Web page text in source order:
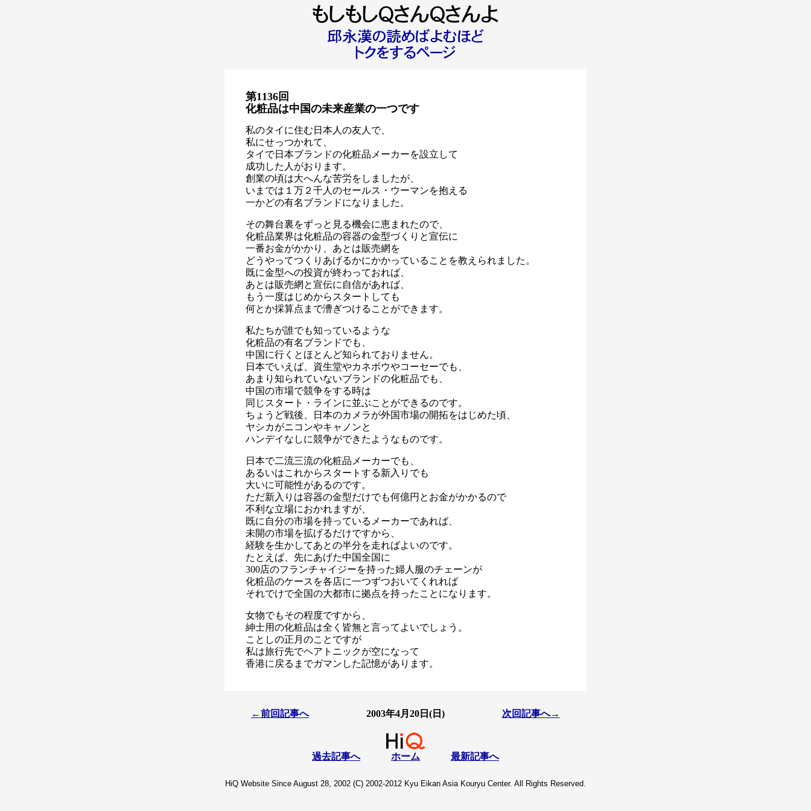
第1136回
化粧品は中国の未来産業の一つです
私のタイに住む日本人の友人で、
私にせっつかれて、
タイで日本ブランドの化粧品メーカーを設立して
成功した人がおります。
創業の頃は大へんな苦労をしましたが、
いまでは１万２千人のセールス・ウーマンを抱える
一かどの有名ブランドになりました。
その舞台裏をずっと見る機会に恵まれたので、
化粧品業界は化粧品の容器の金型づくりと宣伝に
一番お金がかかり、あとは販売網を
どうやってつくりあげるかにかかっていることを教えられました。
既に金型への投資が終わっておれば、
あとは販売網と宣伝に自信があれば、
もう一度はじめからスタートしても
何とか採算点まで漕ぎつけることができます。
私たちが誰でも知っているような
化粧品の有名ブランドでも、
中国に行くとほとんど知られておりません。
日本でいえば、資生堂やカネボウやコーセーでも、
あまり知られていないブランドの化粧品でも、
中国の市場で競争をする時は
同じスタート・ラインに並ぶことができるのです。
ちょうど戦後、日本のカメラが外国市場の開拓をはじめた頃、
ヤシカがニコンやキャノンと
ハンデイなしに競争ができたようなものです。
日本で二流三流の化粧品メーカーでも、
あるいはこれからスタートする新入りでも
大いに可能性があるのです。
ただ新入りは容器の金型だけでも何億円とお金がかかるので
不利な立場におかれますが、
既に自分の市場を持っているメーカーであれば、
未開の市場を拡げるだけですから、
経験を生かしてあとの半分を走ればよいのです。
たとえば、先にあげた中国全国に
300店のフランチャイジーを持った婦人服のチェーンが
化粧品のケースを各店に一つずつおいてくれれば
それでけで全国の大都市に拠点を持ったことになります。
女物でもその程度ですから、
紳士用の化粧品は全く皆無と言ってよいでしょう。
ことしの正月のことですが
私は旅行先でヘアトニックが空になって
香港に戻るまでガマンした記憶があります。
←前回記事へ 2003年4月20日(日) 次回記事へ→
過去記事へ ホーム 最新記事へ
HiQ Website Since August 28, 2002 (C) 2002-2012 Kyu Eikan Asia Kouryu Center. All Rights Reserved.